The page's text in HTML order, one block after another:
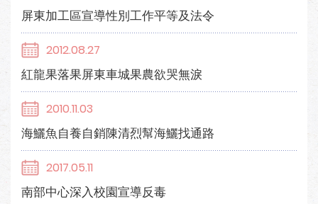
屏東加工區宣導性別工作平等及法令
2012.08.27
紅龍果落果屏東車城果農欲哭無淚
2010.11.03
海鱺魚自養自銷陳清烈幫海鱺找通路
2017.05.11
南部中心深入校園宣導反毒